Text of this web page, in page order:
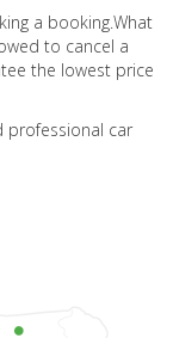
a booking.What
to cancel a
the lowest price
professional car